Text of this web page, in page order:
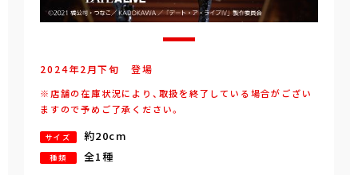
2024年2月下旬 登場
※店舗の在庫状況により、取扱を終了している場合がござい
ますので予めご了承ください。
サイズ 約20cm
種類 全1種